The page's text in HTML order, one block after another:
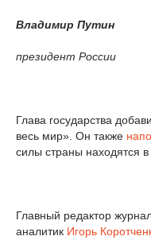
Владимир Путин
президент России
Глава государства
весь мир». Он также
силы страны находятся в
Главный редактор
аналитик Игорь